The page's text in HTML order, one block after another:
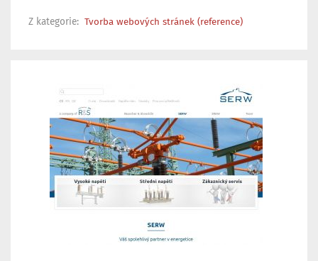
Z kategorie: Tvorba webových stránek (reference)